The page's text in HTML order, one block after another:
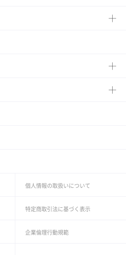
個人情報の取扱いについて
特定商取引法に基づく表示
企業倫理行動規範